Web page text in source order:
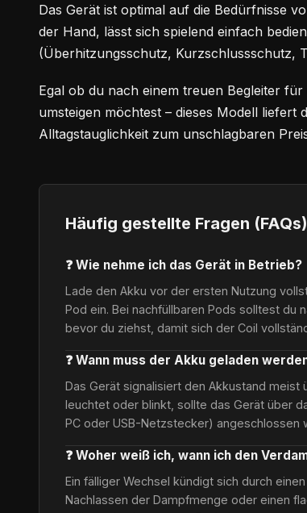
Das Gerät ist optimal auf die Bedürfnisse
der Hand, lässt sich spielend einfach
(Überhitzungsschutz, Kurzschlussschutz,
Egal ob du nach einem treuen Begleiter
umsteigen möchtest – dieses Modell liefert
Alltagstauglichkeit zum unschlagbaren
Häufig gestellte Fragen (FAQs)
❓ Wie nehme ich das Gerät in Betrieb?
Lade den Akku vor der ersten Nutzung
Pod ein. Bei nachfüllbaren Pods solltest du
bevor du ziehst, damit sich der Coil
❓ Wann muss der Akku geladen
Das Gerät signalisiert den Akkustand meist
leuchtet oder blinkt, sollte das Gerät über
PC oder USB-Netzstecker) angeschlossen
❓ Woher weiß ich, wann ich den
Ein fälliger Wechsel kündigt sich durch
Nachlassen der Dampfmenge oder einen